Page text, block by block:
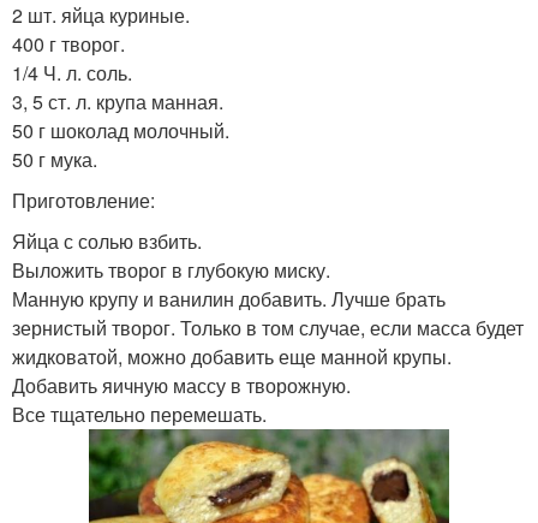
2 шт. яйца куриные.
400 г творог.
1/4 Ч. л. соль.
3, 5 ст. л. крупа манная.
50 г шоколад молочный.
50 г мука.
Приготовление:
Яйца с солью взбить.
Выложить творог в глубокую миску.
Манную крупу и ванилин добавить. Лучше брать
зернистый творог. Только в том случае, если масса будет
жидковатой, можно добавить еще манной крупы.
Добавить яичную массу в творожную.
Все тщательно перемешать.